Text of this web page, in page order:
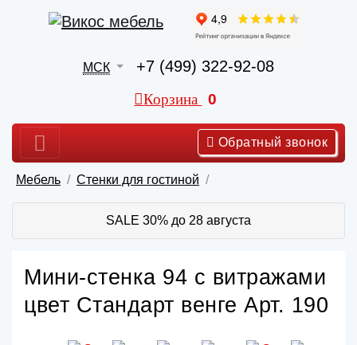
МСК +7 (499) 322-92-08
Корзина 0
Обратный звонок
Мебель Стенки для гостиной
SALE 30% до 28 августа
Мини-стенка 94 с витражами
цвет Стандарт венге Арт. 190